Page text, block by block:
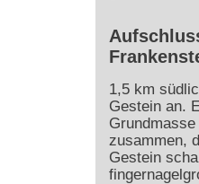
1,5 km
Gestein an.
zusammen,
Gestein